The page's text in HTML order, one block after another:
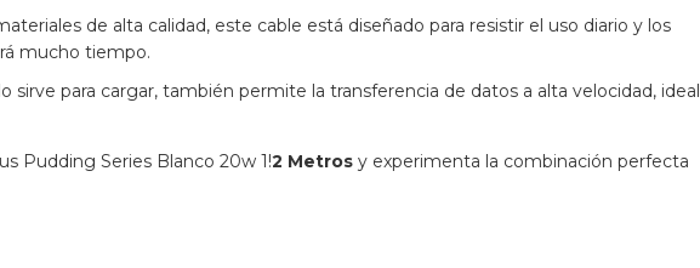
de alta calidad, este cable está diseñado para resistir el uso diario y los
mucho tiempo.
sirve para cargar, también permite la transferencia de datos a alta velocidad, ideal
Pudding Series Blanco 20w 1!2 Metros y experimenta la combinación perfecta